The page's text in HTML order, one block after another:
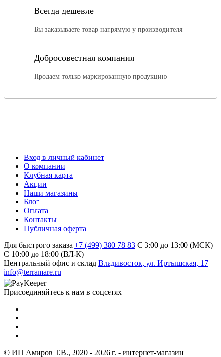
Всегда дешевле
Вы заказываете товар напрямую у производителя
Добросовестная компания
Продаем только маркированную продукцию
Вход в личный кабинет
О компании
Клубная карта
Акции
Наши магазины
Блог
Оплата
Контакты
Публичная оферта
Для быстрого заказа +7 (499) 380 78 83 С 3:00 до 13:00 (МСК)
C 10:00 до 18:00 (ВЛ-К)
Центральный офис и склад Владивосток, ул. Иртышская, 17
info@terramare.ru
Присоединяйтесь к нам в соцсетях
© ИП Амиров Т.В., 2020 - 2026 г. - интернет-магазин